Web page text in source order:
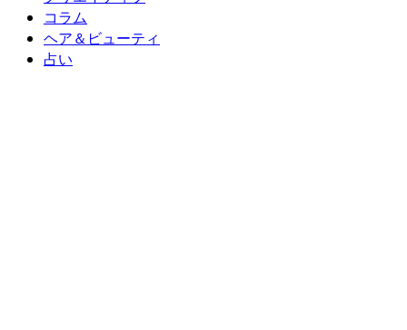
コラム
ヘア＆ビューティ
占い